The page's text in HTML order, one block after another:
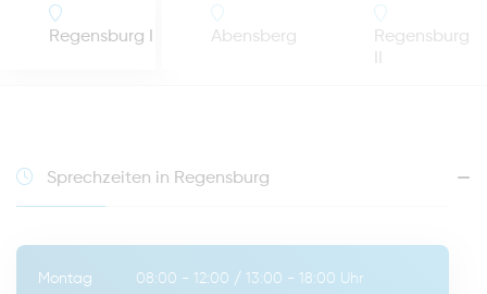
Regensburg I Abensberg
Regensburg
Sprechzeiten in Regensburg
Montag 08:00 - 12:00 / 13:00 - 18:00 Uhr